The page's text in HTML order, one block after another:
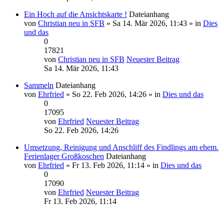
Ein Hoch auf die Ansichtskarte ! Dateianhang
von Christian neu in SFB » Sa 14. Mär 2026, 11:43 » in Dies
und das
0
17821
von Christian neu in SFB Neuester Beitrag
Sa 14. Mär 2026, 11:43
Sammeln Dateianhang
von Ehrfried » So 22. Feb 2026, 14:26 » in Dies und das
0
17095
von Ehrfried Neuester Beitrag
So 22. Feb 2026, 14:26
Umsetzung, Reinigung und Anschliff des Findlings am ehem.
Ferienlager Großkoschen Dateianhang
von Ehrfried » Fr 13. Feb 2026, 11:14 » in Dies und das
0
17090
von Ehrfried Neuester Beitrag
Fr 13. Feb 2026, 11:14